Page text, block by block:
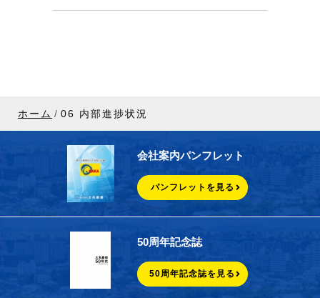
ホーム 06 内部進捗状況
会社案内パンフレット
パンフレットを見る
50周年記念誌
50周年記念誌を見る